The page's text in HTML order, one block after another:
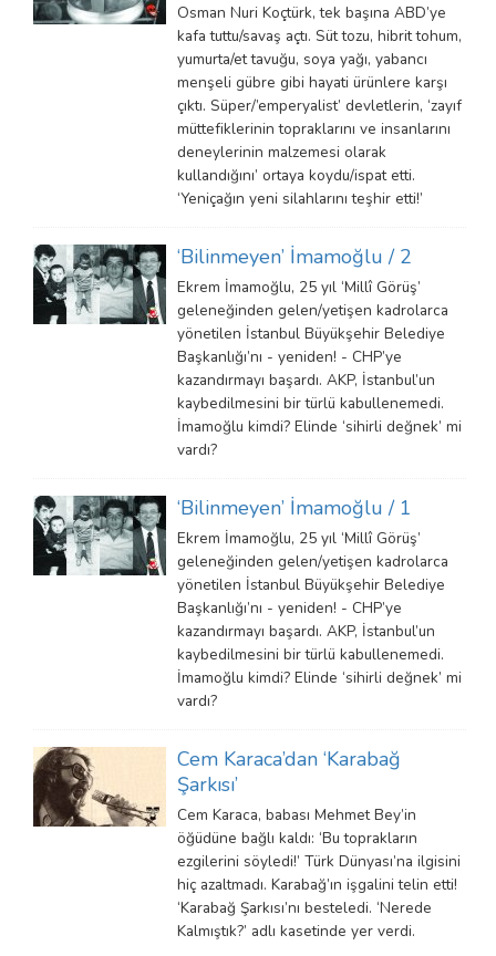
Osman Nuri Koçtürk, tek başına ABD’ye
kafa tuttu/savaş açtı. Süt tozu, hibrit tohum,
yumurta/et tavuğu, soya yağı, yabancı
menşeli gübre gibi hayati ürünlere karşı
çıktı. Süper/’emperyalist’ devletlerin, ‘zayıf
müttefiklerinin topraklarını ve insanlarını
deneylerinin malzemesi olarak
kullandığını’ ortaya koydu/ispat etti.
‘Yeniçağın yeni silahlarını teşhir etti!’
‘Bilinmeyen’ İmamoğlu / 2
Ekrem İmamoğlu, 25 yıl ‘Millî Görüş’
geleneğinden gelen/yetişen kadrolarca
yönetilen İstanbul Büyükşehir Belediye
Başkanlığı’nı - yeniden! - CHP’ye
kazandırmayı başardı. AKP, İstanbul’un
kaybedilmesini bir türlü kabullenemedi.
İmamoğlu kimdi? Elinde ‘sihirli değnek’ mi
vardı?
‘Bilinmeyen’ İmamoğlu / 1
Ekrem İmamoğlu, 25 yıl ‘Millî Görüş’
geleneğinden gelen/yetişen kadrolarca
yönetilen İstanbul Büyükşehir Belediye
Başkanlığı’nı - yeniden! - CHP’ye
kazandırmayı başardı. AKP, İstanbul’un
kaybedilmesini bir türlü kabullenemedi.
İmamoğlu kimdi? Elinde ‘sihirli değnek’ mi
vardı?
Cem Karaca’dan ‘Karabağ
Şarkısı’
Cem Karaca, babası Mehmet Bey’in
öğüdüne bağlı kaldı: ‘Bu toprakların
ezgilerini söyledi!’ Türk Dünyası’na ilgisini
hiç azaltmadı. Karabağ’ın işgalini telin etti!
‘Karabağ Şarkısı’nı besteledi. ‘Nerede
Kalmıştık?’ adlı kasetinde yer verdi.